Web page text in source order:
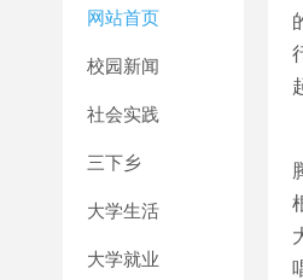
网站首页
校园新闻
社会实践
三下乡
大学生活
大学就业